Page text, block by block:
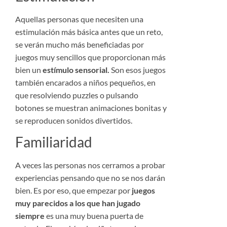
Aquellas personas que necesiten una
estimulación más básica antes que un reto,
se verán mucho más beneficiadas por
juegos muy sencillos que proporcionan más
bien un estímulo sensorial. Son esos juegos
también encarados a niños pequeños, en
que resolviendo puzzles o pulsando
botones se muestran animaciones bonitas y
se reproducen sonidos divertidos.
Familiaridad
A veces las personas nos cerramos a probar
experiencias pensando que no se nos darán
bien. Es por eso, que empezar por juegos
muy parecidos a los que han jugado
siempre es una muy buena puerta de